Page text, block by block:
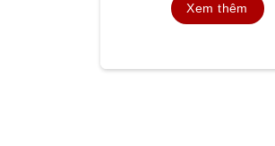
Xem thêm